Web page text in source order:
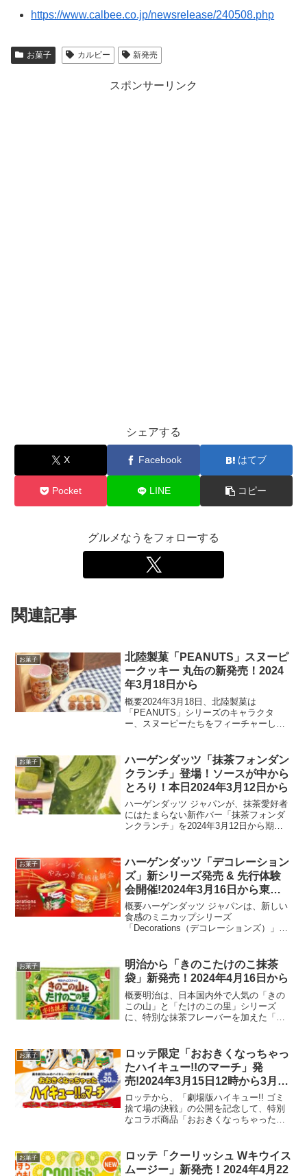
https://www.calbee.co.jp/newsrelease/240508.php
お菓子 カルビー 新発売
スポンサーリンク
シェアする
X Facebook はてブ
Pocket LINE コピー
グルメなうをフォローする
関連記事
お菓子
北陸製菓「PEANUTS」スヌーピ
ークッキー 丸缶の新発売！2024
年3月18日から
概要2024年3月18日、北陸製菓は
「PEANUTS」シリーズのキャラクタ
ー、スヌーピーたちをフィーチャーした
ーピーやその仲間たちをモチーフにした
17種類のクッキーを...
お菓子
ハーゲンダッツ「抹茶フォンダン
クランチ」登場！ソースが中から
とろり！本日2024年3月12日から
ハーゲンダッツ ジャパンが、抹茶愛好者
にはたまらない新作バー「抹茶フォンダ
ンクランチ」を2024年3月12日から期間
中からとろりと溢れ出すデザインが特徴
です。商品概要価...
お菓子
ハーゲンダッツ「デコレーション
ズ」新シリーズ発売 & 先行体験
会開催!2024年3月16日から東京
大阪名古屋福岡札幌で
概要ハーゲンダッツ ジャパンは、新しい
食感のミニカップシリーズ
「Decorations（デコレーションズ）」を
の5都市で「デコレーションズ やみつき
食感体験会」を...
お菓子
明治から「きのこたけのこ抹茶
袋」新発売！2024年4月16日から
概要明治は、日本国内外で人気の「きの
この山」と「たけのこの里」シリーズ
に、特別な抹茶フレーバーを加えた「き
と西尾抹茶、二つの異なる抹茶を使用し
ています。特徴と内容...
お菓子
ロッテ限定「おおきくなっちゃっ
たハイキュー!!のマーチ」発
売!2024年3月15日12時から3月24
日23時59分まで
ロッテから、「劇場版ハイキュー!! ゴミ
捨て場の決戦」の公開を記念して、特別
なコラボ商品「おおきくなっちゃったハ
ラインショップでのみ2024年3月15日12
時から3月...
お菓子
ロッテ「クーリッシュ Wキウイス
ムージー」新発売！2024年4月22